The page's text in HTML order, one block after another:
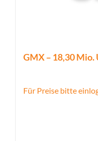
GMX – 18,30 Mio.
Für Preise bitte